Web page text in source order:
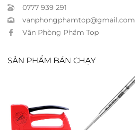
0777 939 291
vanphongphamtop@gmail.com
Văn Phòng Phẩm Top
SẢN PHẨM BÁN CHẠY
TP10
Ruột bút
Montblanc
ballpoint M đen